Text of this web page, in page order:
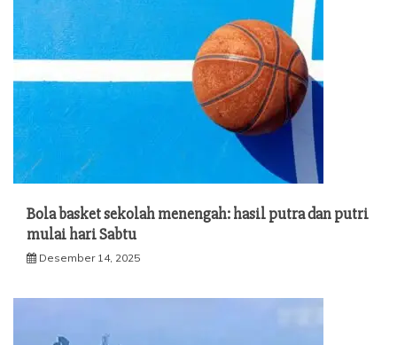
Bola basket sekolah menengah: hasil putra dan putri
mulai hari Sabtu
Desember 14, 2025